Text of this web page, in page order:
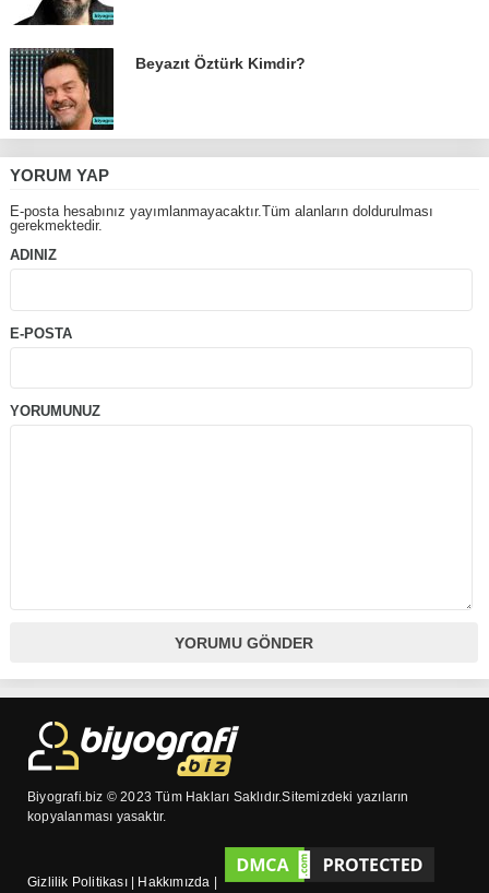
Beyazıt Öztürk Kimdir?
YORUM YAP
E-posta hesabınız yayımlanmayacaktır.Tüm alanların doldurulması
gerekmektedir.
ADINIZ
E-POSTA
YORUMUNUZ
Biyografi.biz © 2023 Tüm Hakları Saklıdır.Sitemizdeki yazıların
kopyalanması yasaktır.
Gizlilik Politikası| Hakkımızda